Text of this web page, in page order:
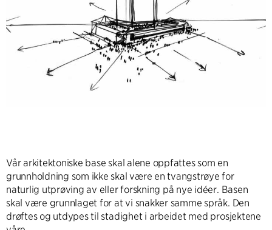
Vår arkitektoniske base skal alene oppfattes som en
grunnholdning som ikke skal være en tvangstrøye for
naturlig utprøving av eller forskning på nye idéer. Basen
skal være grunnlaget for at vi snakker samme språk. Den
drøftes og utdypes til stadighet i arbeidet med prosjektene